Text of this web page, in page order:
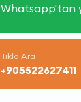
Whatsapp'tan
Tıkla Ara
+905522627411